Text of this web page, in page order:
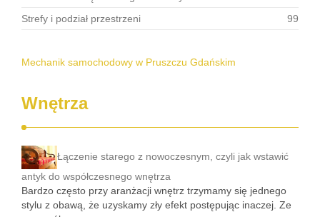
Strefy i podział przestrzeni
99
Mechanik samochodowy w Pruszczu Gdańskim
Wnętrza
Łączenie starego z nowoczesnym, czyli jak wstawić
antyk do współczesnego wnętrza
Bardzo często przy aranżacji wnętrz trzymamy się jednego
stylu z obawą, że uzyskamy zły efekt postępując inaczej. Ze